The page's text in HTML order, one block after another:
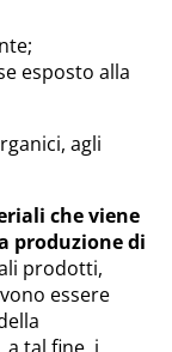
esposto alla
agli
che viene
produzione di
prodotti,
essere